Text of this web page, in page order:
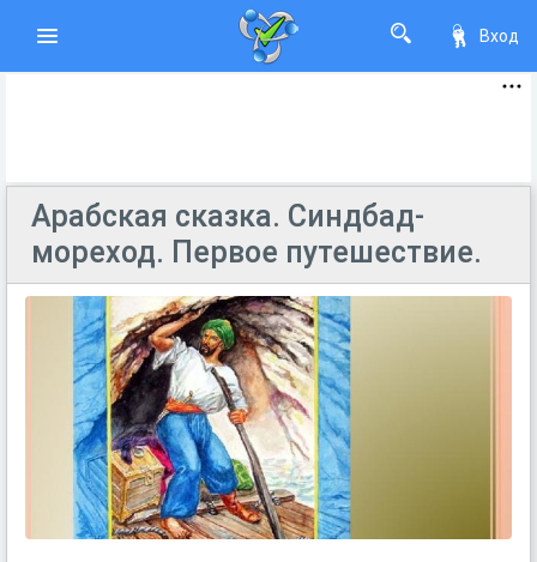
Вход
Арабская сказка. Синдбад-
мореход. Первое путешествие.